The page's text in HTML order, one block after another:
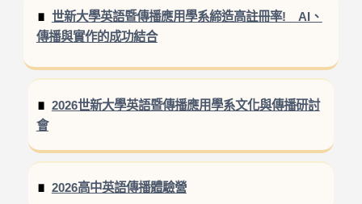
世新大學英語暨傳播應用學系締造高註冊率! AI、
傳播與實作的成功結合
2026世新大學英語暨傳播應用學系文化與傳播研討
會
2026高中英語傳播體驗營